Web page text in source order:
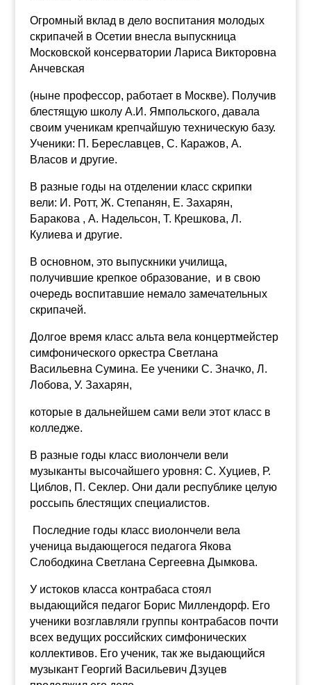
Огромный вклад в дело воспитания молодых
скрипачей в Осетии внесла выпускница
Московской консерватории Лариса Викторовна
Анчевская
(ныне профессор, работает в Москве). Получив
блестящую школу А.И. Ямпольского, давала
своим ученикам крепчайшую техническую базу.
Ученики: П. Береславцев, С. Каражов, А.
Власов и другие.
В разные годы на отделении класс скрипки
вели: И. Ротт, Ж. Степанян, Е. Захарян,
Баракова , А. Надельсон, Т. Крешкова, Л.
Кулиева и другие.
В основном, это выпускники училища,
получившие крепкое образование, и в свою
очередь воспитавшие немало замечательных
скрипачей.
Долгое время класс альта вела концертмейстер
симфонического оркестра Светлана
Васильевна Сумина. Ее ученики С. Значко, Л.
Лобова, У. Захарян,
которые в дальнейшем сами вели этот класс в
колледже.
В разные годы класс виолончели вели
музыканты высочайшего уровня: С. Хуциев, Р.
Циблов, П. Секлер. Они дали республике целую
россыпь блестящих специалистов.
Последние годы класс виолончели вела
ученица выдающегося педагога Якова
Слободкина Светлана Сергеевна Дымкова.
У истоков класса контрабаса стоял
выдающийся педагог Борис Миллендорф. Его
ученики возглавляли группы контрабасов почти
всех ведущих российскихсимфонических
коллективов. Его ученик, так же выдающийся
музыкант Георгий Васильевич Дзуцев